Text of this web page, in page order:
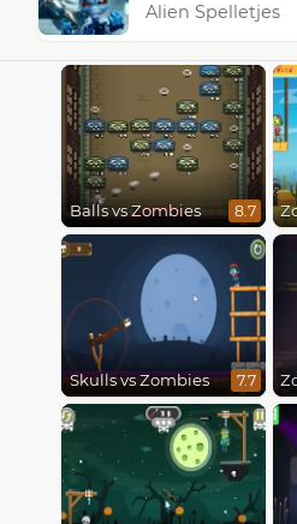
Alien Spelletjes
Balls vs Zombies 8.7
Skulls vs Zombies 7.7